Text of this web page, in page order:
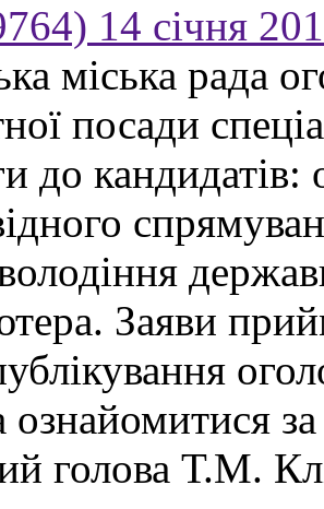
14 січня
міська рада
посади
до кандидатів:
Заяви
голова Т.М.